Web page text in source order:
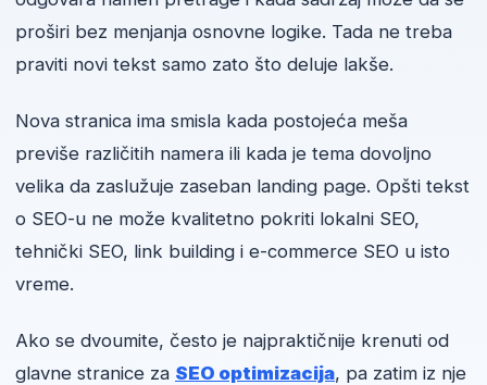
proširi bez menjanja osnovne logike. Tada ne treba
praviti novi tekst samo zato što deluje lakše.
Nova stranica ima smisla kada postojeća meša
previše različitih namera ili kada je tema dovoljno
velika da zaslužuje zaseban landing page. Opšti tekst
o SEO-u ne može kvalitetno pokriti lokalni SEO,
tehnički SEO, link building i e-commerce SEO u isto
vreme.
Ako se dvoumite, često je najpraktičnije krenuti od
glavne stranice za SEO optimizacija, pa zatim iz nje